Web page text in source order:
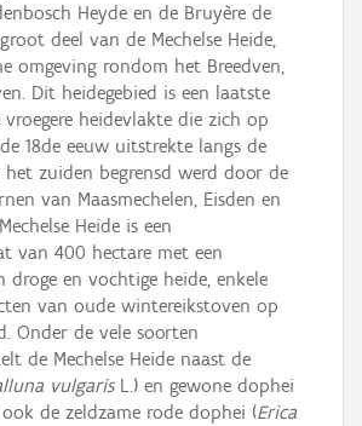
Heyde en de Bruyère de
deel van de Mechelse Heide,
omgeving rondom het Breedven,
Dit heidegebied is een laatste
heidevlakte die zich op
18de eeuw uitstrekte langs de
zuiden begrensd werd door de
van Maasmechelen, Eisden en
Heide is een
van 400 hectare met een
droge en vochtige heide, enkele
van oude wintereikstoven op
Onder de vele soorten
de Mechelse Heide naast de
vulgarisL.) en gewone dophei
de zeldzame rode dophei (Erica